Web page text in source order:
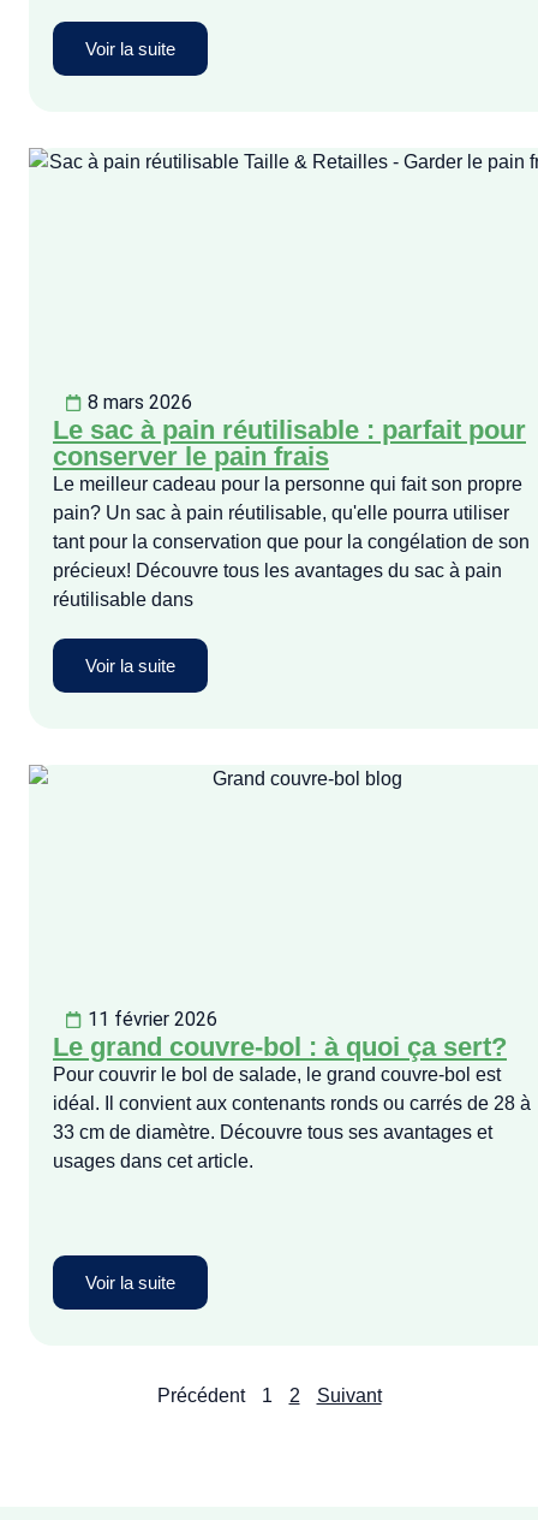
Voir la suite
8 mars 2026
Le sac à pain réutilisable : parfait pour
conserver le pain frais
Le meilleur cadeau pour la personne qui fait son propre
pain? Un sac à pain réutilisable, qu'elle pourra utiliser
tant pour la conservation que pour la congélation de son
précieux! Découvre tous les avantages du sac à pain
réutilisable dans
Voir la suite
11 février 2026
Le grand couvre-bol : à quoi ça sert?
Pour couvrir le bol de salade, le grand couvre-bol est
idéal. Il convient aux contenants ronds ou carrés de 28 à
33 cm de diamètre. Découvre tous ses avantages et
usages dans cet article.
Voir la suite
Précédent 1 2 Suivant